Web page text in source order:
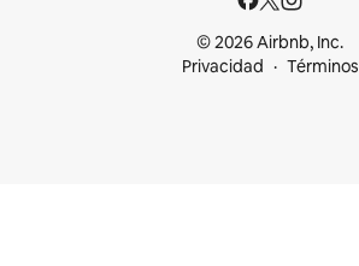
© 2026 Airbnb, Inc.
Privacidad
Términos